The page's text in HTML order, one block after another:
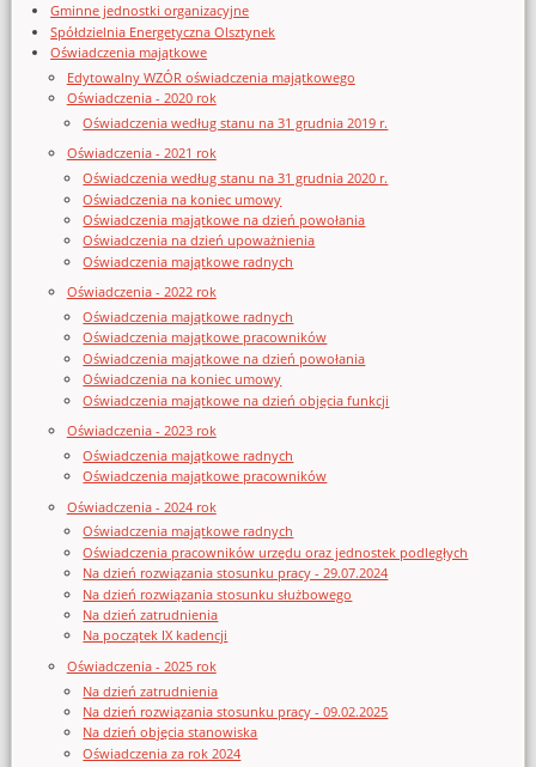
Gminne jednostki organizacyjne
Spółdzielnia Energetyczna Olsztynek
Oświadczenia majątkowe
Edytowalny WZÓR oświadczenia majątkowego
Oświadczenia - 2020 rok
Oświadczenia według stanu na 31 grudnia 2019 r.
Oświadczenia - 2021 rok
Oświadczenia według stanu na 31 grudnia 2020 r.
Oświadczenia na koniec umowy
Oświadczenia majątkowe na dzień powołania
Oświadczenia na dzień upoważnienia
Oświadczenia majątkowe radnych
Oświadczenia - 2022 rok
Oświadczenia majątkowe radnych
Oświadczenia majątkowe pracowników
Oświadczenia majątkowe na dzień powołania
Oświadczenia na koniec umowy
Oświadczenia majątkowe na dzień objęcia funkcji
Oświadczenia - 2023 rok
Oświadczenia majątkowe radnych
Oświadczenia majątkowe pracowników
Oświadczenia - 2024 rok
Oświadczenia majątkowe radnych
Oświadczenia pracowników urzędu oraz jednostek podległych
Na dzień rozwiązania stosunku pracy - 29.07.2024
Na dzień rozwiązania stosunku służbowego
Na dzień zatrudnienia
Na początek IX kadencji
Oświadczenia - 2025 rok
Na dzień zatrudnienia
Na dzień rozwiązania stosunku pracy - 09.02.2025
Na dzień objęcia stanowiska
Oświadczenia za rok 2024